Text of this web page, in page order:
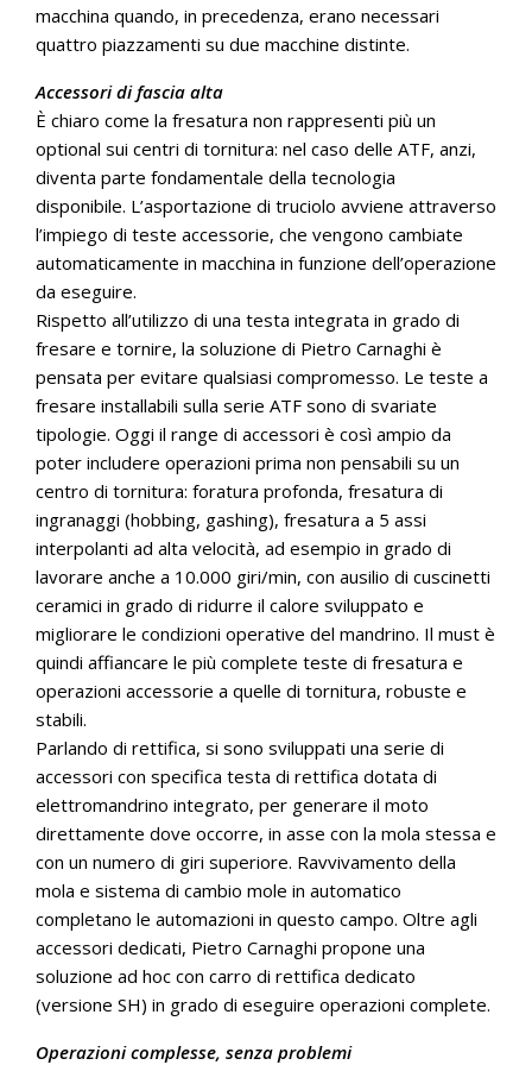
macchina quando, in precedenza, erano necessari
quattro piazzamenti su due macchine distinte.
Accessori di fascia alta
È chiaro come la fresatura non rappresenti più un
optional sui centri di tornitura: nel caso delle ATF, anzi,
diventa parte fondamentale della tecnologia
disponibile. L’asportazione di truciolo avviene attraverso
l’impiego di teste accessorie, che vengono cambiate
automaticamente in macchina in funzione dell’operazione
da eseguire.
Rispetto all’utilizzo di una testa integrata in grado di
fresare e tornire, la soluzione di Pietro Carnaghi è
pensata per evitare qualsiasi compromesso. Le teste a
fresare installabili sulla serie ATF sono di svariate
tipologie. Oggi il range di accessori è così ampio da
poter includere operazioni prima non pensabili su un
centro di tornitura: foratura profonda, fresatura di
ingranaggi (hobbing, gashing), fresatura a 5 assi
interpolanti ad alta velocità, ad esempio in grado di
lavorare anche a 10.000 giri/min, con ausilio di cuscinetti
ceramici in grado di ridurre il calore sviluppato e
migliorare le condizioni operative del mandrino. Il must è
quindi affiancare le più complete teste di fresatura e
operazioni accessorie a quelle di tornitura, robuste e
stabili.
Parlando di rettifica, si sono sviluppati una serie di
accessori con specifica testa di rettifica dotata di
elettromandrino integrato, per generare il moto
direttamente dove occorre, in asse con la mola stessa e
con un numero di giri superiore. Ravvivamento della
mola e sistema di cambio mole in automatico
completano le automazioni in questo campo. Oltre agli
accessori dedicati, Pietro Carnaghi propone una
soluzione ad hoc con carro di rettifica dedicato
(versione SH) in grado di eseguire operazioni complete.
Operazioni complesse, senza problemi